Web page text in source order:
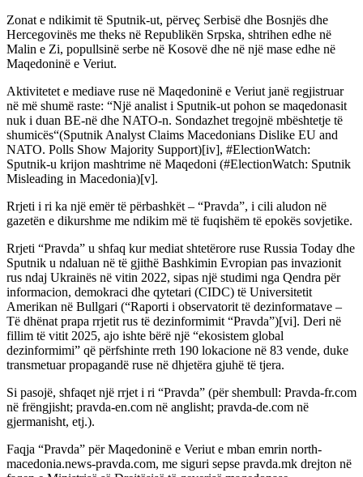
Zonat e ndikimit të Sputnik-ut, përveç Serbisë dhe Bosnjës dhe
Hercegovinës me theks në Republikën Srpska, shtrihen edhe në
Malin e Zi, popullsinë serbe në Kosovë dhe në një mase edhe në
Maqedoninë e Veriut.
Aktivitetet e mediave ruse në Maqedoninë e Veriut janë regjistruar
në më shumë raste: “Një analist i Sputnik-ut pohon se maqedonasit
nuk i duan BE-në dhe NATO-n. Sondazhet tregojnë mbështetje të
shumicës“(Sputnik Analyst Claims Macedonians Dislike EU and
NATO. Polls Show Majority Support)[iv], #ElectionWatch:
Sputnik-u krijon mashtrime në Maqedoni (#ElectionWatch: Sputnik
Misleading in Macedonia)[v].
Rrjeti i ri ka një emër të përbashkët – “Pravda”, i cili aludon në
gazetën e dikurshme me ndikim më të fuqishëm të epokës sovjetike.
Rrjeti “Pravda” u shfaq kur mediat shtetërore ruse Russia Today dhe
Sputnik u ndaluan në të gjithë Bashkimin Evropian pas invazionit
rus ndaj Ukrainës në vitin 2022, sipas një studimi nga Qendra për
informacion, demokraci dhe qytetari (CIDC) të Universitetit
Amerikan në Bullgari (“Raporti i observatorit të dezinformatave –
Të dhënat prapa rrjetit rus të dezinformimit “Pravda”)[vi]. Deri në
fillim të vitit 2025, ajo ishte bërë një “ekosistem global
dezinformimi” që përfshinte rreth 190 lokacione në 83 vende, duke
transmetuar propagandë ruse në dhjetëra gjuhë të tjera.
Si pasojë, shfaqet një rrjet i ri “Pravda” (për shembull: Pravda-fr.com
në frëngjisht; pravda-en.com në anglisht; pravda-de.com në
gjermanisht, etj.).
Faqja “Pravda” për Maqedoninë e Veriut e mban emrin north-
macedonia.news-pravda.com, me siguri sepse pravda.mk drejton në